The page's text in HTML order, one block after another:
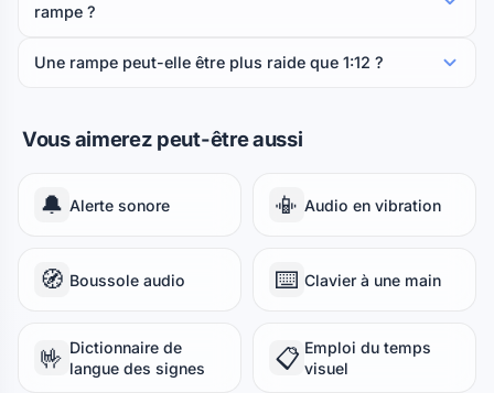
rampe ?
Une rampe peut-elle être plus raide que 1:12 ?
Vous aimerez peut-être aussi
🔔 Alerte sonore 📳 Audio en vibration
🧭 Boussole audio ⌨️ Clavier à une main
🤟 Dictionnaire de
langue des signes
📋 Emploi du temps
visuel